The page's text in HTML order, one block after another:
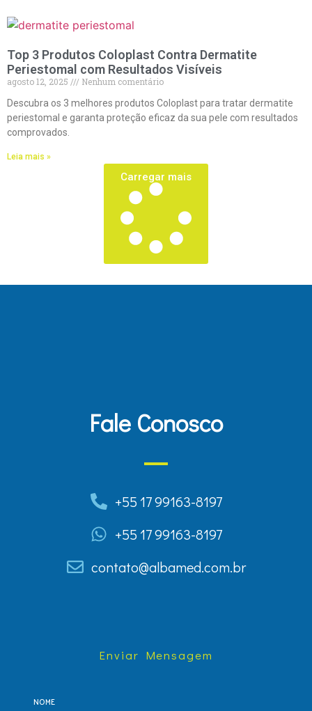
Top 3 Produtos Coloplast Contra Dermatite
Periestomal com Resultados Visíveis
agosto 12, 2025
Nenhum comentário
Descubra os 3 melhores produtos Coloplast para tratar dermatite
periestomal e garanta proteção eficaz da sua pele com resultados
comprovados.
Leia mais »
Carregar mais
Fale Conosco
+55 17 99163-8197
+55 17 99163-8197
contato@albamed.com.br
Enviar Mensagem
NOME